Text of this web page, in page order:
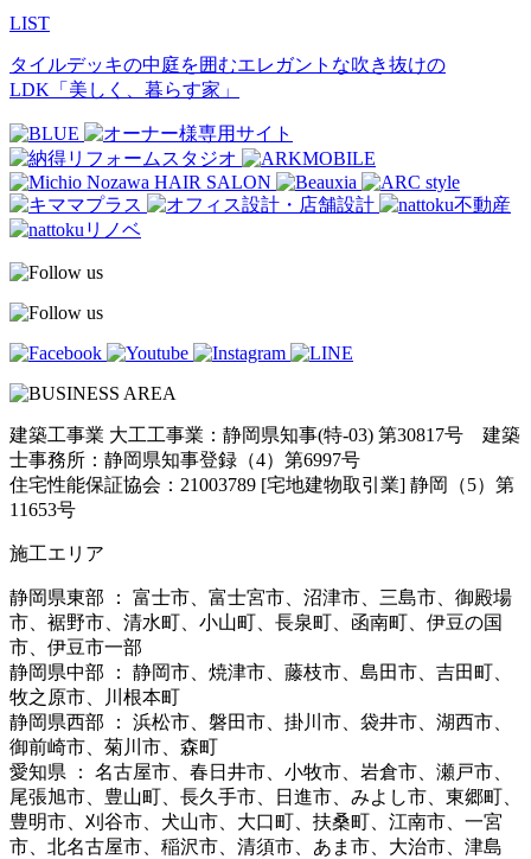
LIST
タイルデッキの中庭を囲むエレガントな吹き抜けの
LDK「美しく、暮らす家」
建築工事業 大工工事業：静岡県知事(特-03) 第30817号 建築
士事務所：静岡県知事登録（4）第6997号
住宅性能保証協会：21003789 [宅地建物取引業] 静岡（5）第
11653号
施工エリア
静岡県東部 ： 富士市、富士宮市、沼津市、三島市、御殿場
市、裾野市、清水町、小山町、長泉町、函南町、伊豆の国
市、伊豆市一部
静岡県中部 ： 静岡市、焼津市、藤枝市、島田市、吉田町、
牧之原市、川根本町
静岡県西部 ： 浜松市、磐田市、掛川市、袋井市、湖西市、
御前崎市、菊川市、森町
愛知県 ： 名古屋市、春日井市、小牧市、岩倉市、瀬戸市、
尾張旭市、豊山町、長久手市、日進市、みよし市、東郷町、
豊明市、刈谷市、犬山市、大口町、扶桑町、江南市、一宮
市、北名古屋市、稲沢市、清須市、あま市、大治市、津島